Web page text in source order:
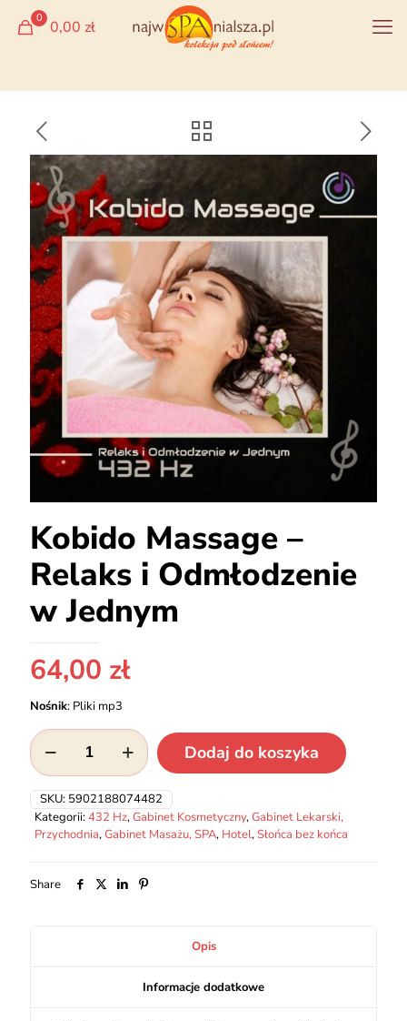
0 0,00 zł
Kobido Massage –
Relaks i Odmłodzenie
w Jednym
64,00 zł
Nośnik: Pliki mp3
ilość
Kobido
Massage
–
Relaks
Odmłodzenie
Dodaj do koszyka
SKU: 5902188074482
Kategorii:432 Hz,Gabinet Kosmetyczny,Gabinet Lekarski,
Przychodnia,Gabinet Masażu, SPA, Hotel,Słońca bez końca
Share
Opis
Informacje dodatkowe